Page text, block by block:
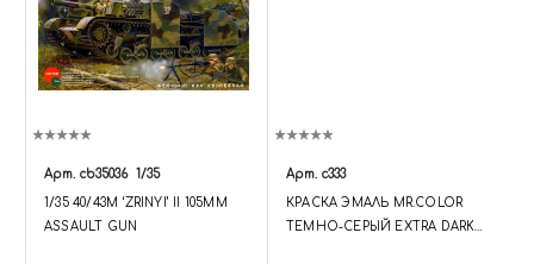
Арт. cb35036 1/35
1/35 40/43M ‘ZRINYI’ II 105MM
ASSAULT GUN
Арт. c333
КРАСКА ЭМАЛЬ MR.COLOR
ТЕМНО-СЕРЫЙ EXTRA DARK